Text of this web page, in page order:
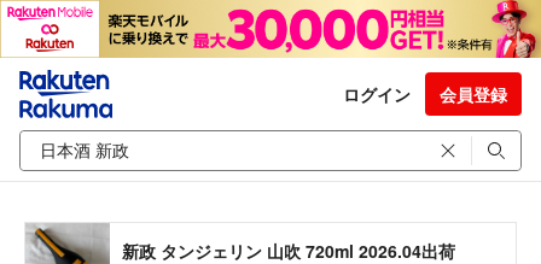
ログイン 会員登録
新政 タンジェリン 山吹 720ml 2026.04出荷